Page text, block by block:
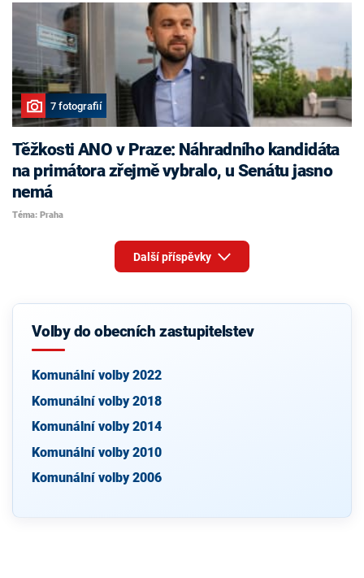
7 fotografií
Těžkosti ANO v Praze: Náhradního kandidáta
na primátora zřejmě vybralo, u Senátu jasno
nemá
Téma: Praha
Další příspěvky
Volby do obecních zastupitelstev
Komunální volby 2022
Komunální volby 2018
Komunální volby 2014
Komunální volby 2010
Komunální volby 2006